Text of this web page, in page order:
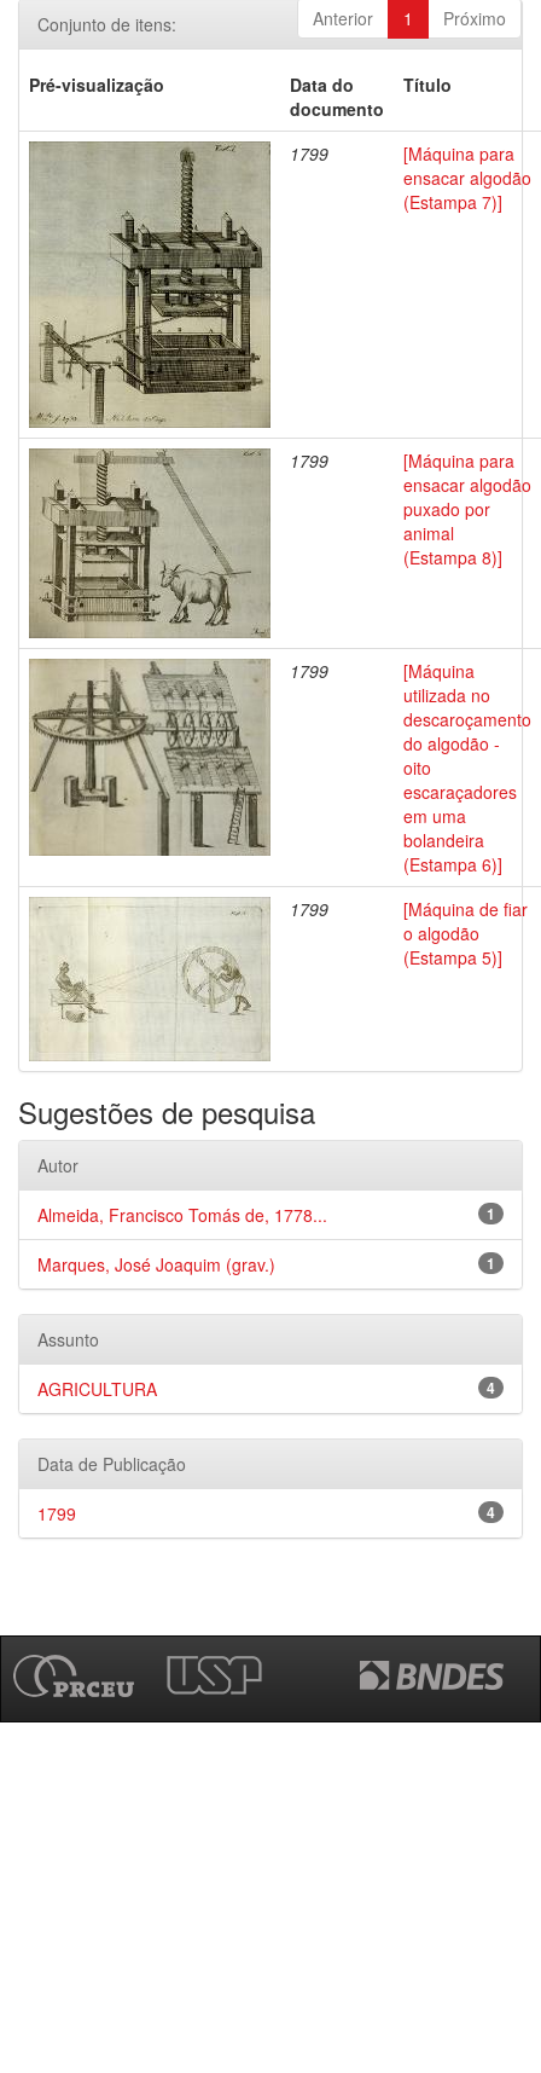
Anterior 1 Próximo
Conjunto de itens:
Pré-visualização
Data do
documento
Título
1799
[Máquina para
ensacar algodão
(Estampa 7)]
1799
[Máquina para
ensacar algodão
puxado por
animal
(Estampa 8)]
1799
[Máquina
utilizada no
descaroçamento
do algodão -
oito
escaraçadores
em uma
bolandeira
(Estampa 6)]
1799
[Máquina de fiar
o algodão
(Estampa 5)]
Sugestões de pesquisa
Autor
1
Almeida, Francisco Tomás de, 1778...
1
Marques, José Joaquim (grav.)
Assunto
4
AGRICULTURA
Data de Publicação
4
1799